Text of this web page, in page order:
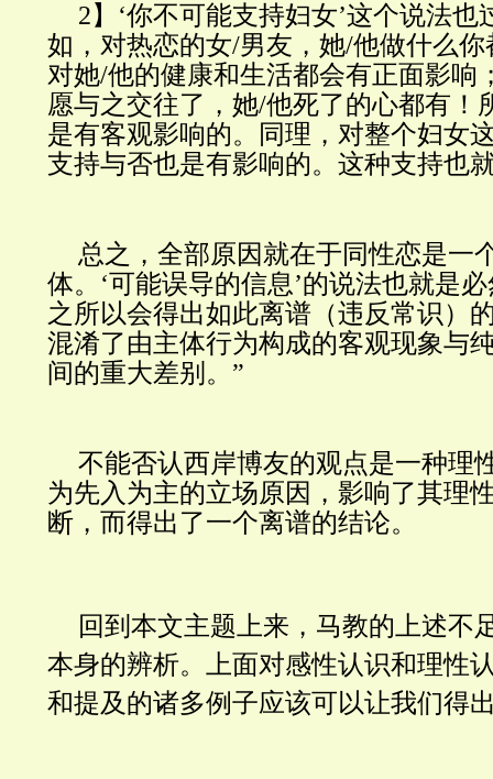
2】‘你不可能支持妇女’这个说法也
如，对热恋的女/男友，她/他做什么
对她/他的健康和生活都会有正面影响
愿与之交往了，她/他死了的心都有！
是有客观影响的。同理，对整个妇女
支持与否也是有影响的。这种支持也
总之，全部原因就在于同性恋是一
体。‘可能误导的信息’的说法也就是
之所以会得出如此离谱（违反常识）
混淆了由主体行为构成的客观现象与
间的重大差别。 ”
不能否认西岸博友的观点是一种理
为先入为主的立场原因，影响了其理
断，而得出了一个离谱的结论。
回到本文主题上来，马教的上述不
本身的辨析。上面对感性认识和理性
和提及的诸多例子应该可以让我们得